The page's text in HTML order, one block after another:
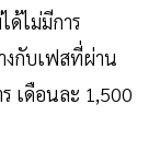
ด้ไม่มีการ
งกับเฟสที่ผ่าน
เดือนละ 1,500